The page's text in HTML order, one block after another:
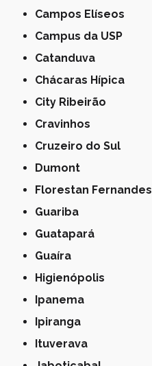
Campos Elíseos
Campus da USP
Catanduva
Chácaras Hípica
City Ribeirão
Cravinhos
Cruzeiro do Sul
Dumont
Florestan Fernandes
Guariba
Guatapará
Guaíra
Higienópolis
Ipanema
Ipiranga
Ituverava